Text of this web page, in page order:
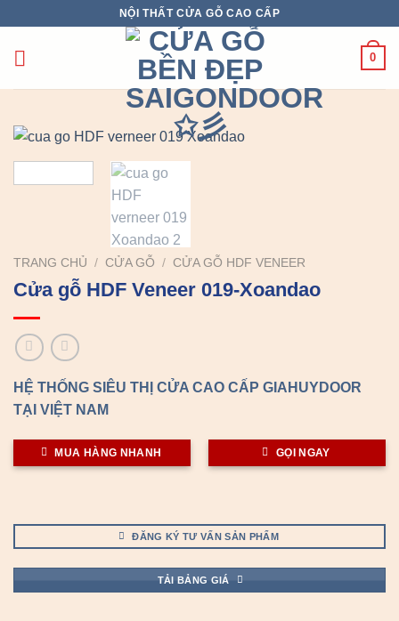
nội
NỘI THẤT CỬA GỖ CAO CẤP
0
TRANG CHỦ / CỬA GỖ / CỬA GỖ HDF VENEER
Cửa gỗ HDF Veneer 019-Xoandao
HỆ THỐNG SIÊU THỊ CỬA CAO CẤP GIAHUYDOOR
TẠI VIỆT NAM
MUA HÀNG NHANH GỌI NGAY
ĐĂNG KÝ TƯ VẤN SẢN PHẨM
TẢI BẢNG GIÁ